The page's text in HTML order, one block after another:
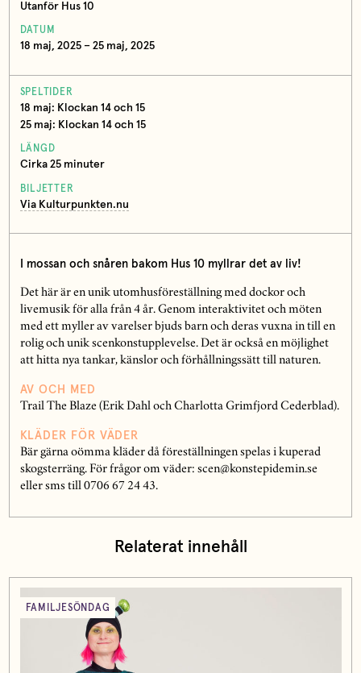
Utanför Hus 10
DATUM
18 maj, 2025 – 25 maj, 2025
SPELTIDER
18 maj: Klockan 14 och 15
25 maj: Klockan 14 och 15
LÄNGD
Cirka 25 minuter
BILJETTER
Via Kulturpunkten.nu
I mossan och snåren bakom Hus 10 myllrar det av liv!
Det här är en unik utomhusföreställning med dockor och
livemusik för alla från 4 år. Genom interaktivitet och möten
med ett myller av varelser bjuds barn och deras vuxna in till en
rolig och unik scenkonstupplevelse. Det är också en möjlighet
att hitta nya tankar, känslor och förhållningssätt till naturen.
AV OCH MED
Trail The Blaze (Erik Dahl och Charlotta Grimfjord Cederblad).
KLÄDER FÖR VÄDER
Bär gärna oömma kläder då föreställningen spelas i kuperad
skogsterräng. För frågor om väder: scen@konstepidemin.se
eller sms till 0706 67 24 43.
Relaterat innehåll
FAMILJESÖNDAG